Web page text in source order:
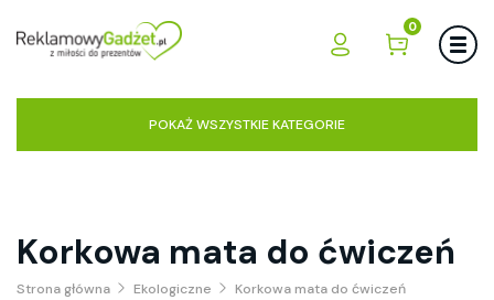
0
POKAŻ WSZYSTKIE KATEGORIE
Korkowa mata do ćwiczeń
Strona główna Ekologiczne Korkowa mata do ćwiczeń